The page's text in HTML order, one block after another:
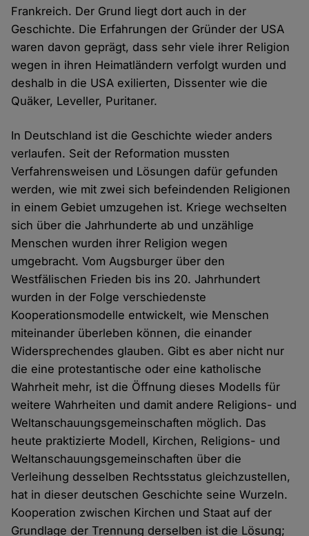
Frankreich. Der Grund liegt dort auch in der
Geschichte. Die Erfahrungen der Gründer der USA
waren davon geprägt, dass sehr viele ihrer Religion
wegen in ihren Heimatländern verfolgt wurden und
deshalb in die USA exilierten, Dissenter wie die
Quäker, Leveller, Puritaner.
In Deutschland ist die Geschichte wieder anders
verlaufen. Seit der Reformation mussten
Verfahrensweisen und Lösungen dafür gefunden
werden, wie mit zwei sich befeindenden Religionen
in einem Gebiet umzugehen ist. Kriege wechselten
sich über die Jahrhunderte ab und unzählige
Menschen wurden ihrer Religion wegen
umgebracht. Vom Augsburger über den
Westfälischen Frieden bis ins 20. Jahrhundert
wurden in der Folge verschiedenste
Kooperationsmodelle entwickelt, wie Menschen
miteinander überleben können, die einander
Widersprechendes glauben. Gibt es aber nicht nur
die eine protestantische oder eine katholische
Wahrheit mehr, ist die Öffnung dieses Modells für
weitere Wahrheiten und damit andere Religions- und
Weltanschauungsgemeinschaften möglich. Das
heute praktizierte Modell, Kirchen, Religions- und
Weltanschauungsgemeinschaften über die
Verleihung desselben Rechtsstatus gleichzustellen,
hat in dieser deutschen Geschichte seine Wurzeln.
Kooperation zwischen Kirchen und Staat auf der
Grundlage der Trennung derselben ist die Lösung;